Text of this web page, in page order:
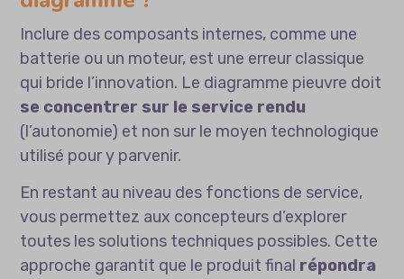
Inclure des composants internes, comme une
batterie ou un moteur, est une erreur classique
qui bride l’innovation. Le diagramme pieuvre doit
se concentrer sur le service rendu
(l’autonomie) et non sur le moyen technologique
utilisé pour y parvenir.
En restant au niveau des fonctions de service,
vous permettez aux concepteurs d’explorer
toutes les solutions techniques possibles. Cette
approche garantit que le produit final répondra